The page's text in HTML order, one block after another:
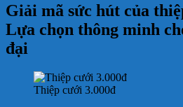
Giải mã sức hút của
Lựa chọn thông minh
đại
Thiệp cưới 3.000đ